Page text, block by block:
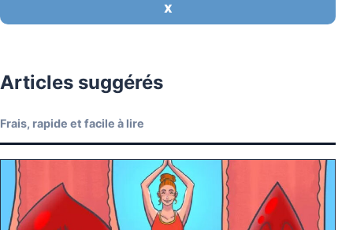
X
Articles suggérés
Frais, rapide et facile à lire